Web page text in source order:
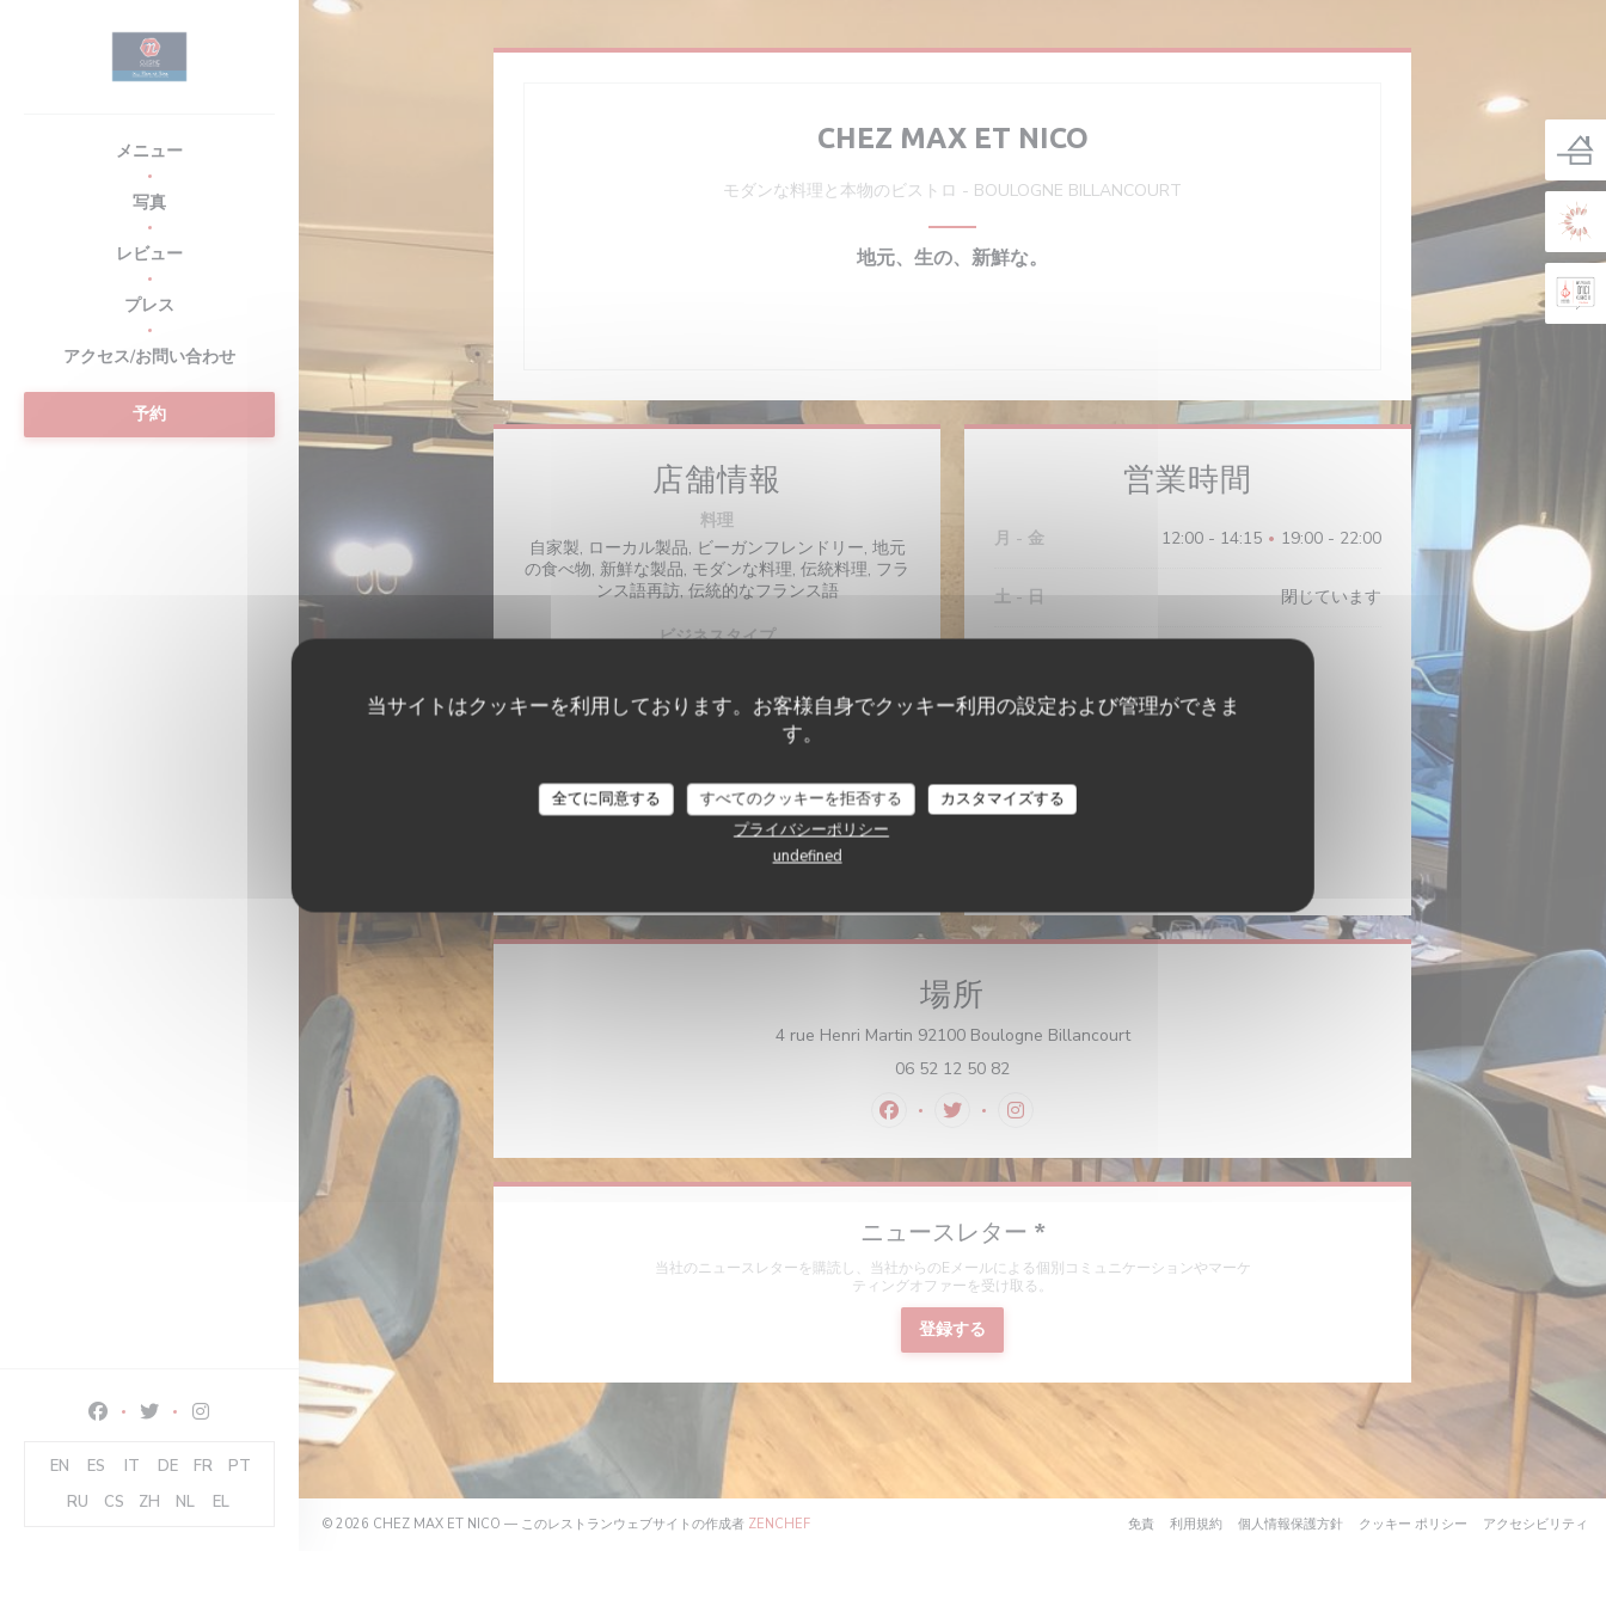
当サイトはクッキーを利用しております。お客様自身でクッキー利用の設定および管理ができま
す。
全てに同意する すべてのクッキーを拒否する
カスタマイズする
プライバシーポリシー
undefined
メニュー
写真
レビュー
プレス
アクセス/お問い合わせ
予約
Facebook ((新しいウィンドウで開きます))
Twitter ((新しいウィンドウで開きます))
Instagram ((新しいウィンドウで開きます))
EN ES IT DE FR
PT
RU
CS ZH NL EL
CHEZ MAX ET NICO
モダンな料理と本物のビストロ - BOULOGNE BILLANCOURT
地元、生の、新鮮な。
店舗情報
料理
自家製, ローカル製品, ビーガンフレンドリー, 地元
の食べ物, 新鮮な製品, モダンな料理, 伝統料理, フラ
ンス語再訪, 伝統的なフランス語
ビジネスタイプ
ご利用可能なお支払い方法
タッチ決済 クレジットカード, アップルペイ, 注文
書, 銀行振込, 現金, チェック, ユーロカード /マスタ
営業時間
月 - 金 12:00 - 14:15 • 19:00 - 22:00
土 - 日 閉じています
場所
4 rue Henri Martin 92100 Boulogne Billancourt((新しいウィンドウで開きます))
06 52 12 50 82
Facebook ((新しいウィンドウで開きます))
Twitter ((新しいウィンドウで開きます))
Instagram ((新しいウィンドウで開きます))
ニュースレター *
当社のニュースレターを購読し、当社からのEメールによる個別コミュニケーションやマーケ
ティングオファーを受け取る。
登録する
© 2026 CHEZ MAX ET NICO — このレストランウェブサイトの作成者 ZENCHEF((新しいウィンドウで開きます)) 免責 ((新しいウィンドウで開きます))
利用規約 ((新しいウィンドウで開きます))
個人情報保護方針((新しいウィンドウで開きます))
クッキー ポリシー ((新しいウィンドウで
アクセシビリティ